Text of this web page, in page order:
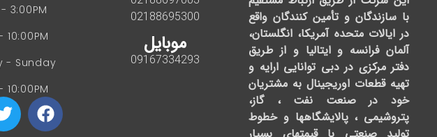
با سازندگان و تأمین کنندگان واقع
در ایالات متحده آمریکا، انگلستان،
آلمان فرانسه و ایتالیا و از طریق
دفتر مرکزی در دبی توانایی ارایه و
تهیه قطعات اوریجینال به مشتریان
خود در صنعت نفت ، گاز،
پتروشیمی ، پالایشگاهها و خطوط
02188695300
موبایل
09167334293
- 3:00PM
10:00PM
- Sunday:
10:00PM